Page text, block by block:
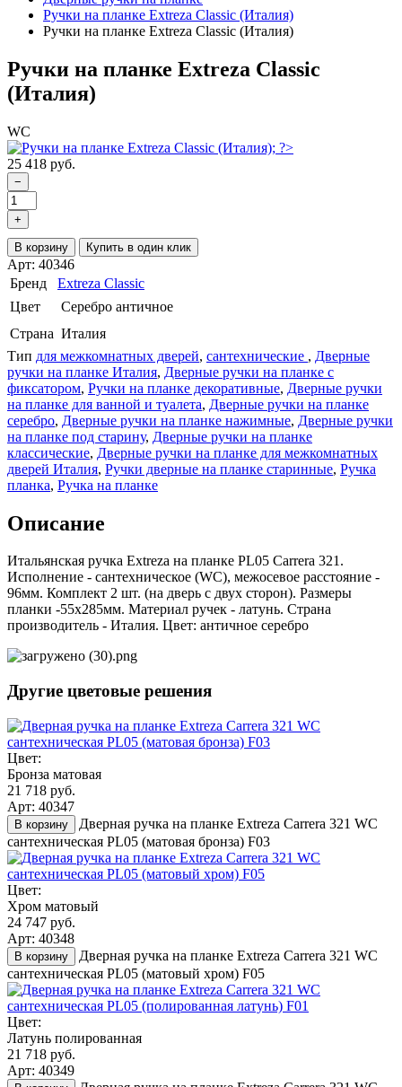
Ручки на планке Extreza Classic (Италия)
Ручки на планке Extreza Classic (Италия)
Ручки на планке Extreza Classic
(Италия)
WC
25 418 руб.
−
+
В корзину Купить в один клик
Арт: 40346
Бренд
Extreza Classic
Цвет
Серебро античное
Страна Италия
Тип для межкомнатных дверей, сантехнические , Дверные
ручки на планке Италия, Дверные ручки на планке с
фиксатором, Ручки на планке декоративные, Дверные ручки
на планке для ванной и туалета, Дверные ручки на планке
серебро, Дверные ручки на планке нажимные, Дверные ручки
на планке под старину, Дверные ручки на планке
классические, Дверные ручки на планке для межкомнатных
дверей Италия, Ручки дверные на планке старинные, Ручка
планка, Ручка на планке
Описание
Итальянская ручка Extreza на планке PL05 Carrera 321.
Исполнение - сантехническое (WC), межосевое расстояние -
96мм. Комплект 2 шт. (на дверь с двух сторон). Размеры
планки -55х285мм. Материал ручек - латунь. Страна
производитель - Италия. Цвет: античное серебро
Другие цветовые решения
Цвет:
Бронза матовая
21 718 руб.
Арт: 40347
В корзину
Дверная ручка на планке Extreza Carrera 321 WC
сантехническая PL05 (матовая бронза) F03
Цвет:
Хром матовый
24 747 руб.
Арт: 40348
В корзину
Дверная ручка на планке Extreza Carrera 321 WC
сантехническая PL05 (матовый хром) F05
Цвет:
Латунь полированная
21 718 руб.
Арт: 40349